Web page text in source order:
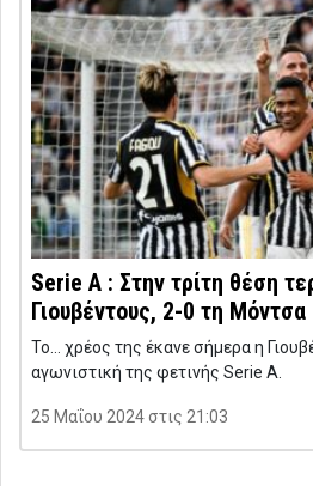
Serie A : Στην τρίτη θέση
Γιουβέντους, 2-0 τη
Το… χρέος της έκανε σήμερα η
αγωνιστική της φετινής Serie A.
25 Μαΐου 2024 στις 21:03